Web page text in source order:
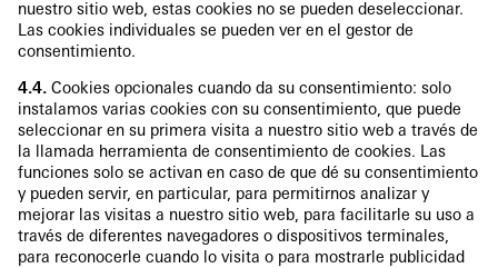
nuestro sitio web, estas cookies no se pueden deseleccionar.
Las cookies individuales se pueden ver en el gestor de
consentimiento.
4.4. Cookies opcionales cuando da su consentimiento: solo
instalamos varias cookies con su consentimiento, que puede
seleccionar en su primera visita a nuestro sitio web a través de
la llamada herramienta de consentimiento de cookies. Las
funciones solo se activan en caso de que dé su consentimiento
y pueden servir, en particular, para permitirnos analizar y
mejorar las visitas a nuestro sitio web, para facilitarle su uso a
través de diferentes navegadores o dispositivos terminales,
para reconocerle cuando lo visita o para mostrarle publicidad